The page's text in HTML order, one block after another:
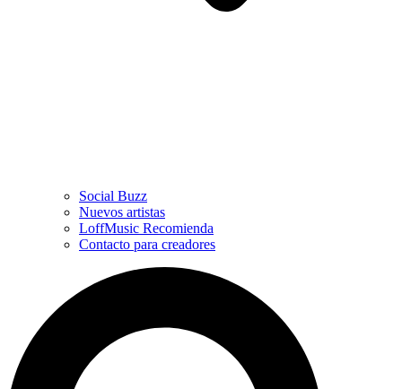
Social Buzz
Nuevos artistas
LoffMusic Recomienda
Contacto para creadores